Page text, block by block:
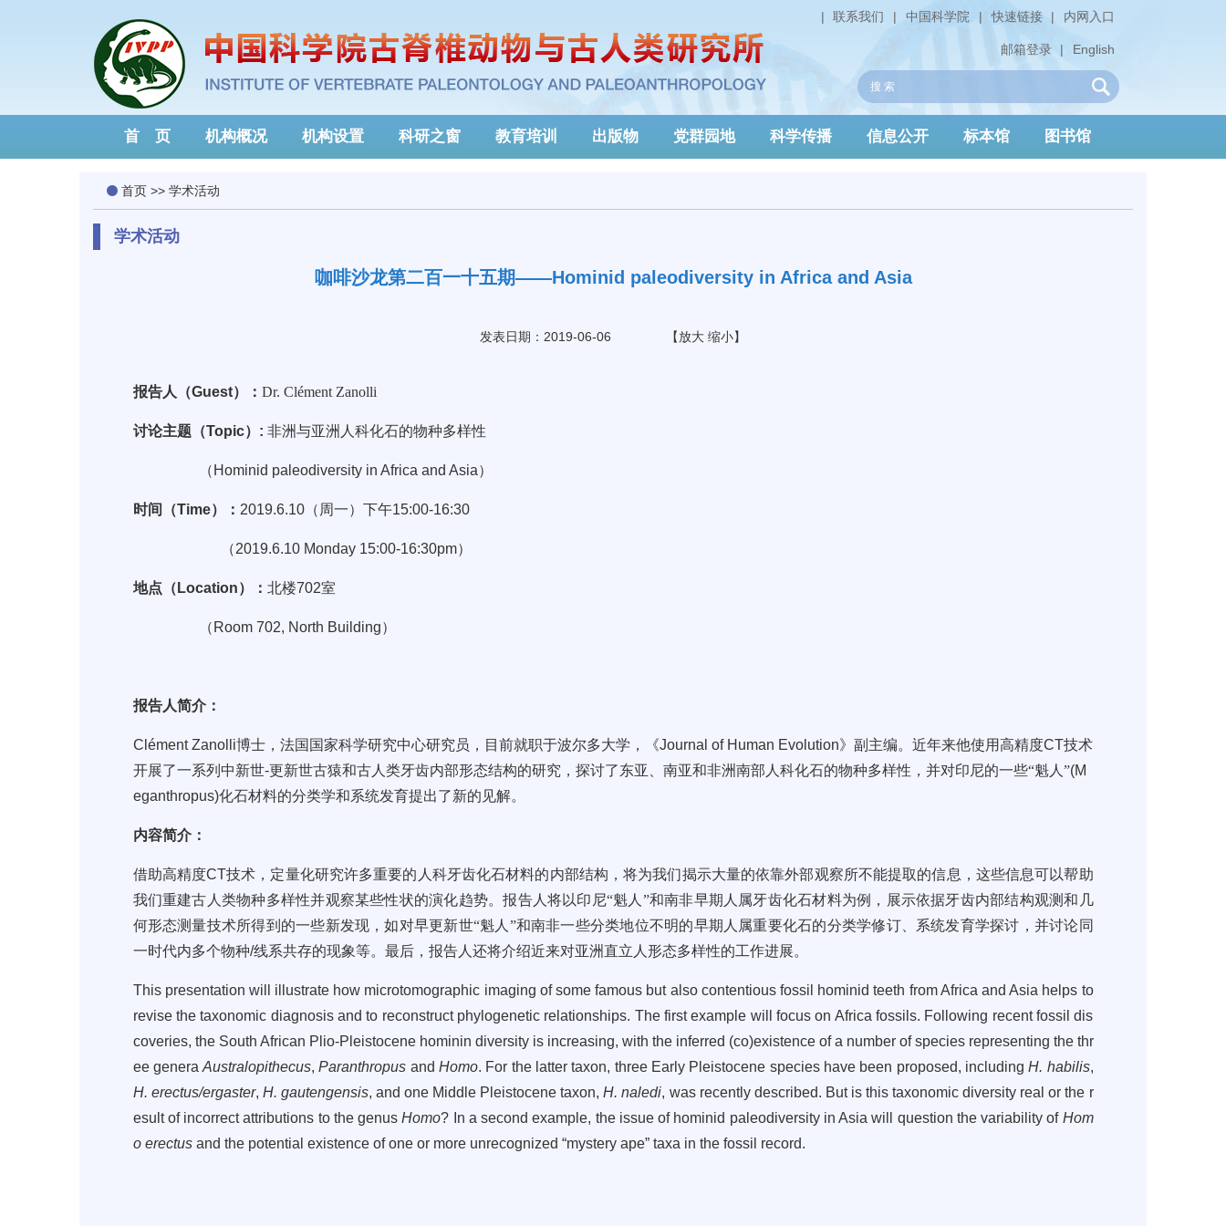
内网入口
|
快速链接
|
中国科学院
|
联系我们
|
English
|
邮箱登录
首 页 机构概况 机构设置 科研之窗 教育培训 出版物 党群园地 科学传播 信息公开 标本馆 图书馆
首页 >> 学术活动
学术活动
咖啡沙龙第二百一十五期——Hominid paleodiversity in Africa and Asia
发表日期：2019-06-06 【放大 缩小】
报告人（Guest）： Dr. Clément Zanolli
讨论主题（Topic） : 非洲与亚洲人科化石的物种多样性
（ Hominid paleodiversity in Africa and Asia）
时间（Time）： 2019.6.10（周一）下午15:00-16:30
（2019.6.10 Monday 15:00-16:30pm）
地点（ Location）： 北楼702室
（ Room 702, North Building）
报告人简介：
Clément Zanolli博士，法国国家科学研究中心研究员，目前就职于波尔多大学，《Journal of Human Evolution》副主编。近年来他使用高精度CT技术
开展了一系列中新世-更新世古猿和古人类牙齿内部形态结构的研究，探讨了东亚、南亚和非洲南部人科化石的物种多样性，并对印尼的一些“魁人”(M
eganthropus)化石材料的分类学和系统发育提出了新的见解。
内容简介：
借助高精度CT技术，定量化研究许多重要的人科牙齿化石材料的内部结构，将为我们揭示大量的依靠外部观察所不能提取的信息，这些信息可以帮助
我们重建古人类物种多样性并观察某些性状的演化趋势。报告人将以印尼“魁人”和南非早期人属牙齿化石材料为例，展示依据牙齿内部结构观测和几
何形态测量技术所得到的一些新发现，如对早更新世“魁人”和南非一些分类地位不明的早期人属重要化石的分类学修订、系统发育学探讨，并讨论同
一时代内多个物种/线系共存的现象等。最后，报告人还将介绍近来对亚洲直立人形态多样性的工作进展。
This presentation will illustrate how microtomographic imaging of some famous but also contentious fossil hominid teeth from Africa and Asia helps to
revise the taxonomic diagnosis and to reconstruct phylogenetic relationships. The first example will focus on Africa fossils. Following recent fossil dis
coveries, the South African Plio-Pleistocene hominin diversity is increasing, with the inferred (co)existence of a number of species representing the thr
ee generaAustralopithecus,Paranthropus andHomo. For the latter taxon, three Early Pleistocene species have been proposed, includingH. habilis,
H. erectus/ergaster, H. gautengensis, and one Middle Pleistocene taxon,H. naledi, was recently described. But is this taxonomic diversity real or the r
esult of incorrect attributions to the genusHomo? In a second example, the issue of hominid paleodiversity in Asia will question the variability of Hom
o erectusand the potential existence of one or more unrecognized “mystery ape” taxa in the fossil record.